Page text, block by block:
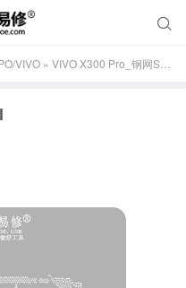

VIVO » VIVO X300 Pro_钢网Stencil